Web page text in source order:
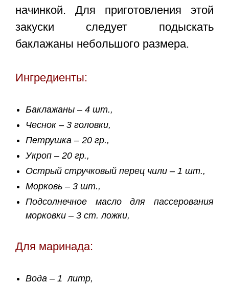
начинкой. Для приготовления этой
закуски следует подыскать
баклажаны небольшого размера.
Ингредиенты:
Баклажаны – 4 шт.,
Чеснок – 3 головки,
Петрушка – 20 гр.,
Укроп – 20 гр.,
Острый стручковый перец чили – 1 шт.,
Морковь – 3 шт.,
Подсолнечное масло для пассерования
морковки – 3 ст. ложки,
Для маринада:
Вода – 1 литр,